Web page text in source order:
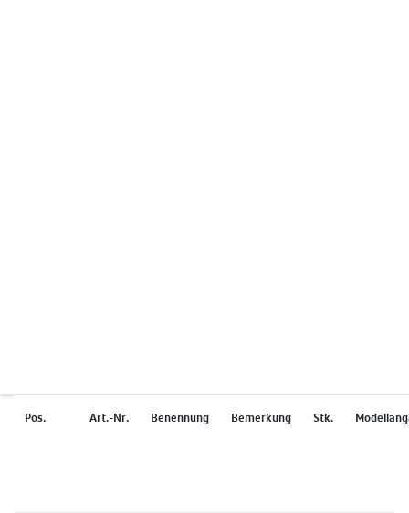
Pos. Art.-Nr. Benennung Bemerkung Stk.